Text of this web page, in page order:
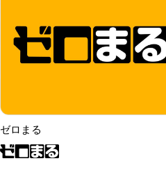
ゼロまる